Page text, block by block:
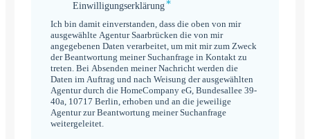
Einwilligungserklärung
Einwilligungserklärung*
Ich bin damit einverstanden, dass die oben von mir
ausgewählte Agentur Saarbrücken die von mir
angegebenen Daten verarbeitet, um mit mir zum Zweck
der Beantwortung meiner Suchanfrage in Kontakt zu
treten. Bei Absenden meiner Nachricht werden die
Daten im Auftrag und nach Weisung der ausgewählten
Agentur durch die HomeCompany eG, Bundesallee 39-
40a, 10717 Berlin, erhoben und an die jeweilige
Agentur zur Beantwortung meiner Suchanfrage
weitergeleitet.